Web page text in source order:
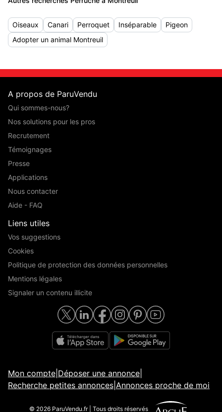
Oiseaux Canari Perroquet Inséparable
Pigeon
Adopter un animal Montreuil
A propos de ParuVendu
Qui sommes-nous?
Nos solutions pour les pros
Recrutement
Témoignages
Presse
Applications
Nous contacter
Aide - FAQ
Liens utiles
Vos suggestions
Cookies
Politique de protection des données personnelles
Mentions légales
Signaler un contenu illicite
Mon compte Déposer une annonce
Recherche petites annonces Annonces proche de moi
© 2026 ParuVendu.fr | Tous droits réservés